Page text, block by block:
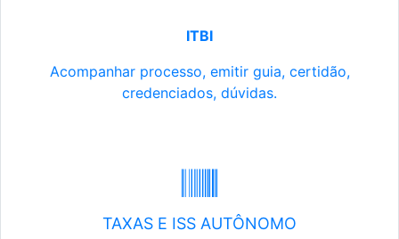
ITBI
Acompanhar processo, emitir guia, certidão,
credenciados, dúvidas.
TAXAS E ISS AUTÔNOMO